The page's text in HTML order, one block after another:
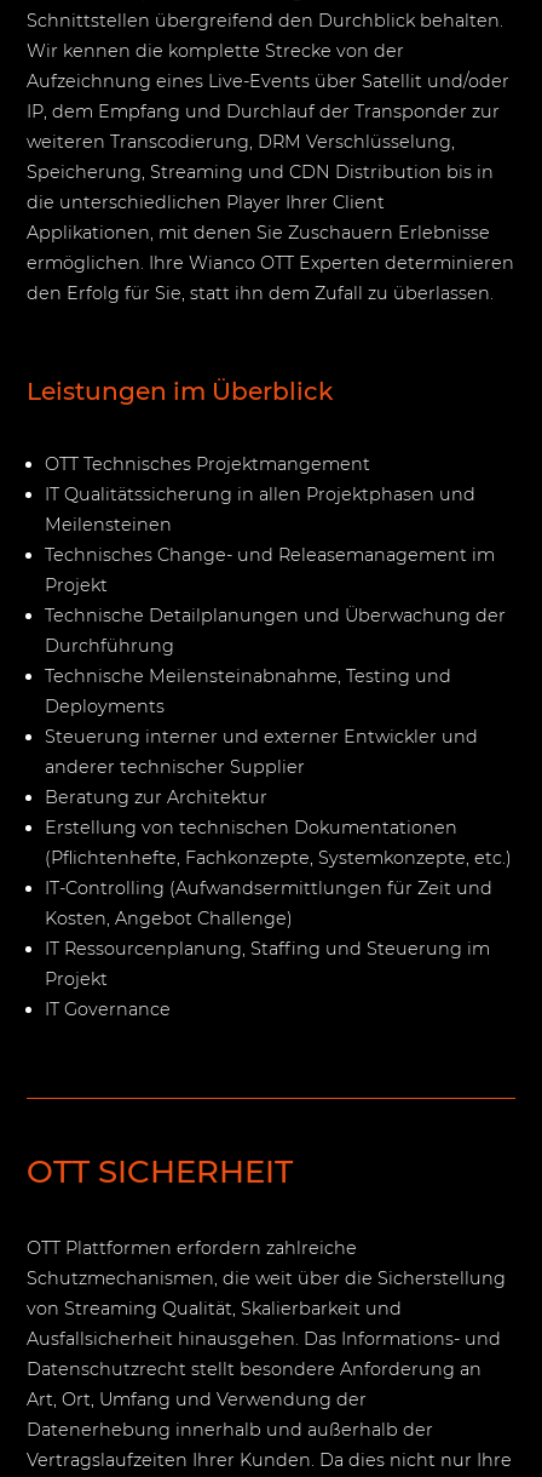
Schnittstellen übergreifend den Durchblick behalten.
Wir kennen die komplette Strecke von der
Aufzeichnung eines Live-Events über Satellit und/oder
IP, dem Empfang und Durchlauf der Transponder zur
weiteren Transcodierung, DRM Verschlüsselung,
Speicherung, Streaming und CDN Distribution bis in
die unterschiedlichen Player Ihrer Client
Applikationen, mit denen Sie Zuschauern Erlebnisse
ermöglichen. Ihre Wianco OTT Experten determinieren
den Erfolg für Sie, statt ihn dem Zufall zu überlassen.
Leistungen im Überblick
OTT Technisches Projektmangement
IT Qualitätssicherung in allen Projektphasen und
Meilensteinen
Technisches Change- und Releasemanagement im
Projekt
Technische Detailplanungen und Überwachung der
Durchführung
Technische Meilensteinabnahme, Testing und
Deployments
Steuerung interner und externer Entwickler und
anderer technischer Supplier
Beratung zur Architektur
Erstellung von technischen Dokumentationen
(Pflichtenhefte, Fachkonzepte, Systemkonzepte, etc.)
IT-Controlling (Aufwandsermittlungen für Zeit und
Kosten, Angebot Challenge)
IT Ressourcenplanung, Staffing und Steuerung im
Projekt
IT Governance
OTT SICHERHEIT
OTT Plattformen erfordern zahlreiche
Schutzmechanismen, die weit über die Sicherstellung
von Streaming Qualität, Skalierbarkeit und
Ausfallsicherheit hinausgehen. Das Informations- und
Datenschutzrecht stellt besondere Anforderung an
Art, Ort, Umfang und Verwendung der
Datenerhebung innerhalb und außerhalb der
Vertragslaufzeiten Ihrer Kunden. Da dies nicht nur Ihre